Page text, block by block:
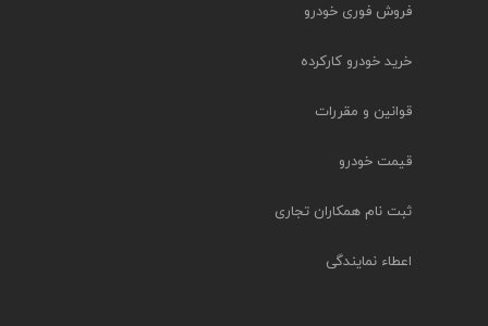
فروش فوری خودرو
خرید خودرو کارکرده
قوانین و مقررات
قیمت خودرو
ثبت نام همکاران تجاری
اعطاء نمایندگی